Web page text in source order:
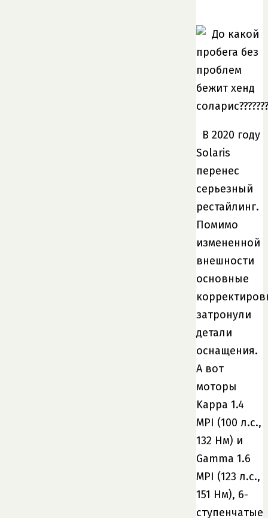
В 2020 году
Solaris
перенес
серьезный
рестайлинг.
Помимо
измененной
внешности
основные
затронули
детали
оснащения.
А вот
моторы
Kappa 1.4
MPI (100 л.с.,
132 Нм) и
Gamma 1.6
MPI (123 л.с.,
151 Нм), 6-
ступенчатые